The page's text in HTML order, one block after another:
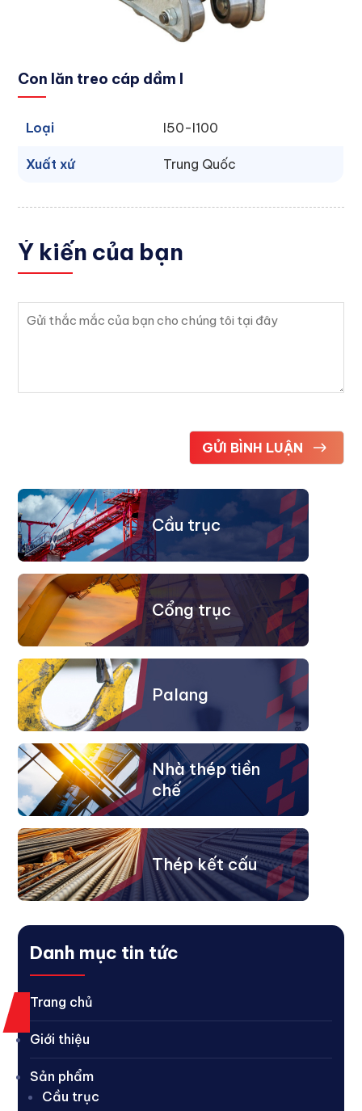
Con lăn treo cáp dầm I
Loại I50-I100
Xuất xứ Trung Quốc
Ý kiến của bạn
Cầu trục
Cổng trục
Palang
Nhà thép tiền
chế
Thép kết cấu
Danh mục tin tức
Trang chủ
Giới thiệu
Sản phẩm
Cầu trục